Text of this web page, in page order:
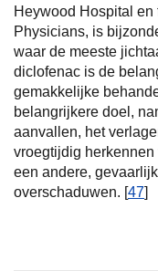
Heywood Hospital
Physicians, is
waar de meeste
diclofenac is de
gemakkelijke
belangrijkere doel,
aanvallen, het
vroegtijdig
een andere,
overschaduwen. [47]